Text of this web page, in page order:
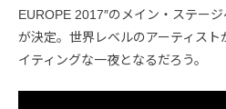
EUROPE 2017″のメイン・ステー
が決定。世界レベルのアーティス
イティングな一夜となるだろう。